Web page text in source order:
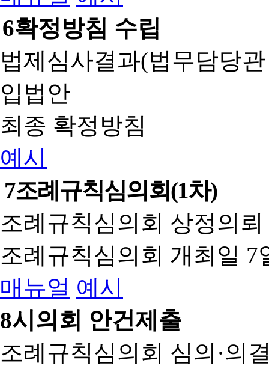
6확정방침 수립
법제심사결과(법무담당
입법안
최종 확정방침
예시
7조례규칙심의회(1차)
조례규칙심의회 상정의
조례규칙심의회 개최일 7
매뉴얼 예시
8시의회 안건제출
조례규칙심의회 심의·의